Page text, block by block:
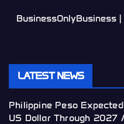
BusinessOnlyBusiness |
LATEST NEWS
Philippine Peso
US Dollar Through 2027